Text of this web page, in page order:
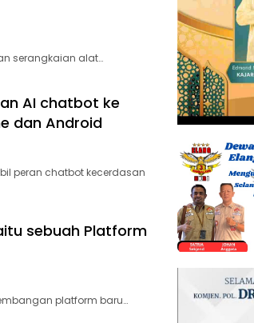
serangkaian alat…
AI chatbot ke
dan Android
peran chatbot kecerdasan
sebuah Platform
platform baru…